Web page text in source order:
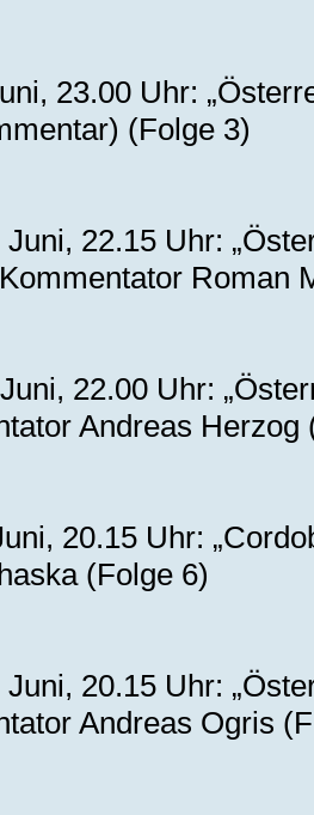
23.00 Uhr:
(Folge 3)
22.15 Uhr:
Roman
22.00 Uhr:
Andreas Herzog
20.15 Uhr:
(Folge 6)
20.15 Uhr:
Andreas Ogris